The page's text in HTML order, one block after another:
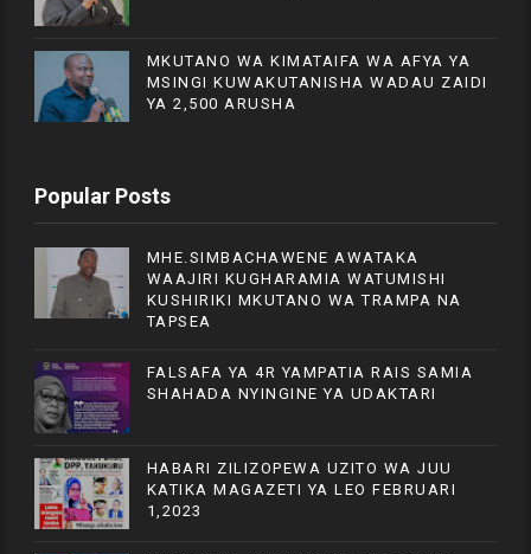
MKUTANO WA KIMATAIFA WA AFYA YA
MSINGI KUWAKUTANISHA WADAU ZAIDI
YA 2,500 ARUSHA
Popular Posts
MHE.SIMBACHAWENE AWATAKA
WAAJIRI KUGHARAMIA WATUMISHI
KUSHIRIKI MKUTANO WA TRAMPA NA
TAPSEA
FALSAFA YA 4R YAMPATIA RAIS SAMIA
SHAHADA NYINGINE YA UDAKTARI
HABARI ZILIZOPEWA UZITO WA JUU
KATIKA MAGAZETI YA LEO FEBRUARI
1,2023